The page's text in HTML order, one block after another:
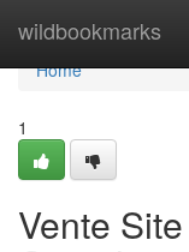
wildbookmarks
Home
Home
1
Vente